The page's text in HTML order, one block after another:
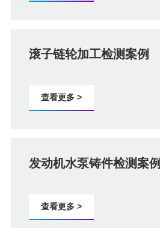
滚子链轮加工检测案例
查看更多 >
发动机水泵铸件检测案例
查看更多 >